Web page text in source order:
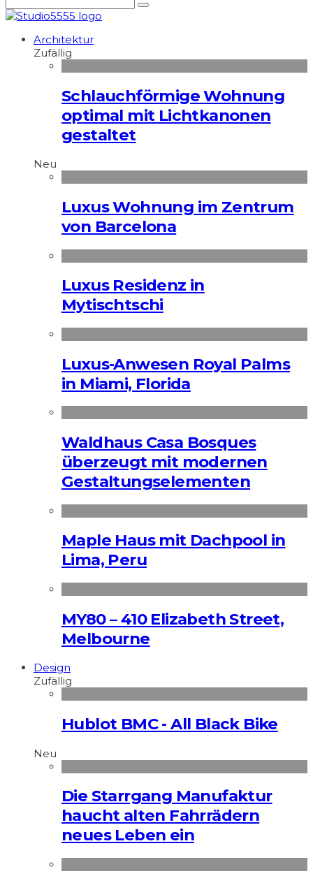
Architektur
Zufällig
Schlauchförmige Wohnung
optimal mit Lichtkanonen
gestaltet
Neu
Luxus Wohnung im Zentrum
von Barcelona
Luxus Residenz in
Mytischtschi
Luxus-Anwesen Royal Palms
in Miami, Florida
Waldhaus Casa Bosques
überzeugt mit modernen
Gestaltungselementen
Maple Haus mit Dachpool in
Lima, Peru
MY80 – 410 Elizabeth Street,
Melbourne
Design
Zufällig
Hublot BMC - All Black Bike
Neu
Die Starrgang Manufaktur
haucht alten Fahrrädern
neues Leben ein